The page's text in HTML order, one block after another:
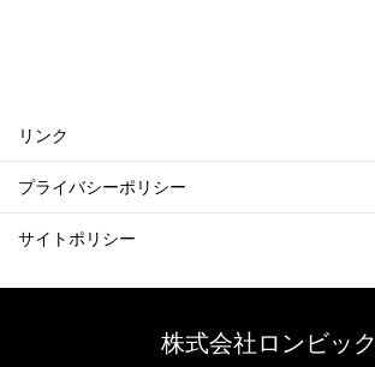
リンク
プライバシーポリシー
サイトポリシー
株式会社ロンビック